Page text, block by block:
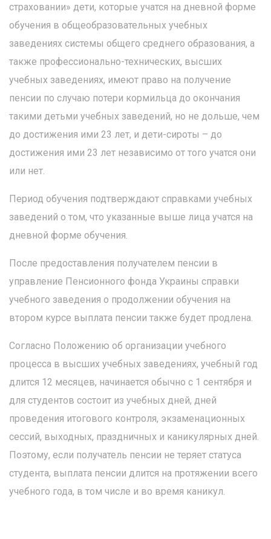
страховании» дети, которые учатся на дневной форме
обучения в общеобразовательных учебных
заведениях системы общего среднего образования, а
также профессионально-технических, высших
учебных заведениях, имеют право на получение
пенсии по случаю потери кормильца до окончания
такими детьми учебных заведений, но не дольше, чем
до достижения ими 23 лет, и дети-сироты – до
достижения ими 23 лет независимо от того учатся они
или нет.
Период обучения подтверждают справками учебных
заведений о том, что указанные выше лица учатся на
дневной форме обучения.
После предоставления получателем пенсии в
управление Пенсионного фонда Украины справки
учебного заведения о продолжении обучения на
втором курсе выплата пенсии также будет продлена.
Согласно Положению об организации учебного
процесса в высших учебных заведениях, учебный год
длится 12 месяцев, начинается обычно с 1 сентября и
для студентов состоит из учебных дней, дней
проведения итогового контроля, экзаменационных
сессий, выходных, праздничных и каникулярных дней.
Поэтому, если получатель пенсии не теряет статуса
студента, выплата пенсии длится на протяжении всего
учебного года, в том числе и во время каникул.